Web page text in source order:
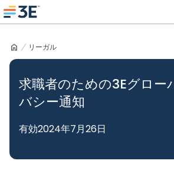
Skip
to
3E home
リーガル
求職者のための3Eグロー
バシー通知
有効2024年7月26日